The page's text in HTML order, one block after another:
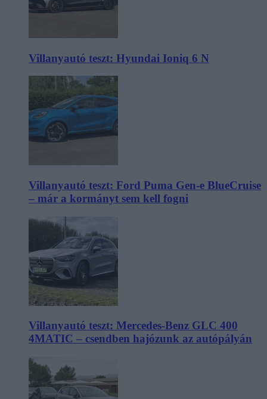
Villanyautó teszt: Hyundai Ioniq 6 N
Villanyautó teszt: Ford Puma Gen-e BlueCruise
– már a kormányt sem kell fogni
Villanyautó teszt: Mercedes-Benz GLC 400
4MATIC – csendben hajózunk az autópályán